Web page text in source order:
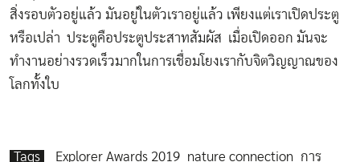
สิ่งรอบตัวอยู่แล้ว มันอยู่ในตัวเราอยู่แล้ว เพียงแต่เราเปิดประตู
หรือเปล่า ประตูคือประตูประสาทสัมผัส เมื่อเปิดออก มันจะ
ทำงานอย่างรวดเร็วมากในการเชื่อมโยงเรากับจิตวิญญาณของ
โลกทั้งใบ
Tags Explorer Awards 2019 nature connection การ